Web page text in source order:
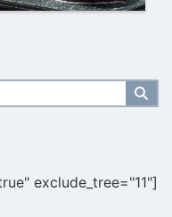
exclude_tree="11"]